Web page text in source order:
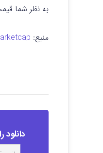
به نظر شما
منبع:
دانلود